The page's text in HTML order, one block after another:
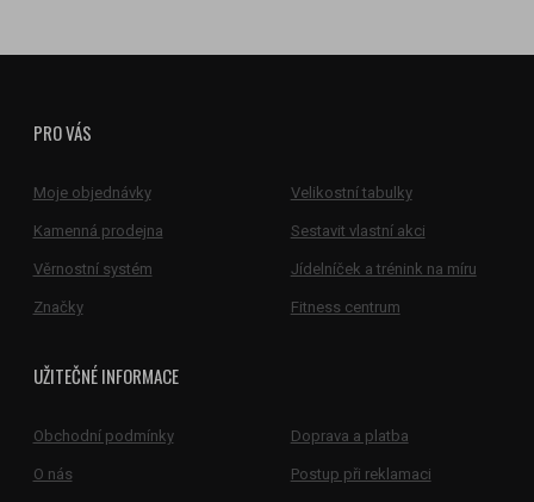
PRO VÁS
Moje objednávky Velikostní tabulky
Kamenná prodejna Sestavit vlastní akci
Věrnostní systém Jídelníček a trénink na míru
Značky Fitness centrum
UŽITEČNÉ INFORMACE
Obchodní podmínky Doprava a platba
O nás Postup při reklamaci